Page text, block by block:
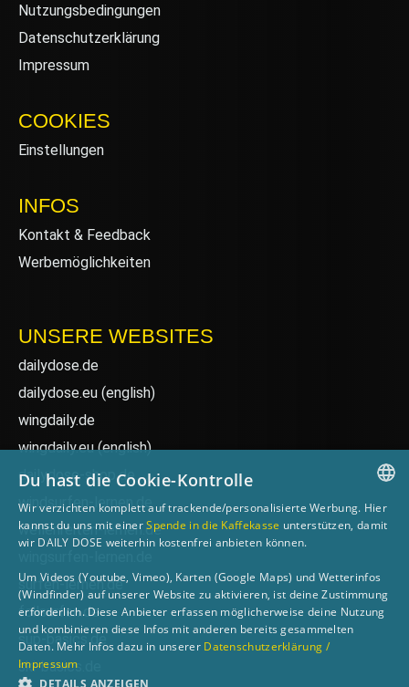
Nutzungsbedingungen
Datenschutzerklärung
Impressum
COOKIES
Einstellungen
INFOS
Kontakt & Feedback
Werbemöglichkeiten
UNSERE WEBSITES
dailydose.de
dailydose.eu (english)
wingdaily.de
wingdaily.eu(english)
dailydose-shop.de
windsurfen-lernen.de
wellenreiten-lernen.de
surfen-lernen.de
foilsurfen.de
sup-basics.de
ski-basics.de
GERMAN
Du hast die Cookie-Kontrolle
Wir verzichten komplett auf trackende/personalisierte Werbung. Hier
kannst du uns mit einerSpende in die Kaffekasse unterstützen, damit
wir DAILY DOSE weiterhin kostenfrei anbieten können.
Um Videos (Youtube, Vimeo), Karten (Google Maps) und Wetterinfos
(Windfinder) auf unserer Website zu aktivieren, ist deine Zustimmung
erforderlich. Diese Anbieter erfassen möglicherweise deine Nutzung
und kombinieren diese Infos mit anderen bereits gesammelten
Daten. Mehr Infos dazu in unserer Datenschutzerklärung /
Impressum
DETAILS ANZEIGEN